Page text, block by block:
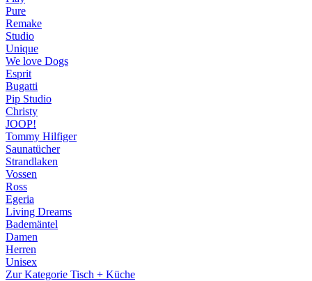
Pure
Remake
Studio
Unique
We love Dogs
Esprit
Bugatti
Pip Studio
Christy
JOOP!
Tommy Hilfiger
Saunatücher
Strandlaken
Vossen
Ross
Egeria
Living Dreams
Bademäntel
Damen
Herren
Unisex
Zur Kategorie Tisch + Küche